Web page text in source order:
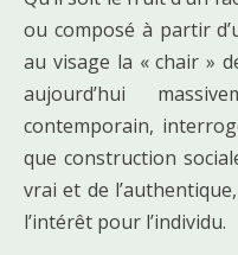
ou composé à partir
au visage la « chair »
aujourd’hui
contemporain,
que construction
vrai et de
l’intérêt pour l’individu.